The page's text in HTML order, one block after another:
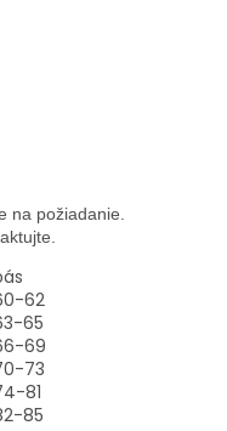
na požiadanie.
62
65
69
73
81
85